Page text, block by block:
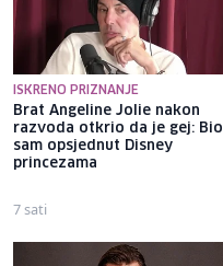
ISKRENO PRIZNANJE
Brat Angeline Jolie nakon
razvoda otkrio da je gej: Bio
sam opsjednut Disney
princezama
7 sati